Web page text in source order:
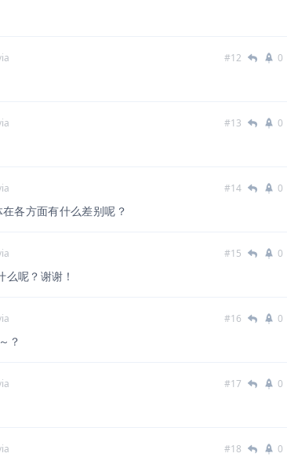
#12 0
#13 0
#14 0
各方面有什么差别呢？
#15 0
么呢？谢谢！
#16 0
？
#17 0
#18 0